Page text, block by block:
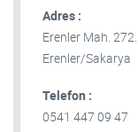
Adres :
Erenler Mah.
Erenler/Sakarya
Telefon :
0541 447 09 47